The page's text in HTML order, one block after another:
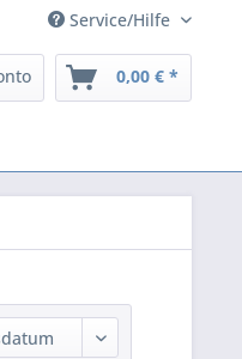
Service/Hilfe
0,00 € *